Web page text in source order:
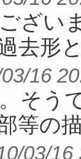
ざい
去形
16
そう
等の
03/16